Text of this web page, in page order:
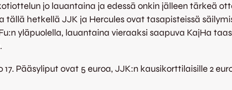
jo lauantaina ja edessä onkin jälleen tärkeä
hetkellä JJK ja Hercules ovat tasapisteissä
yläpuolella, lauantaina vieraaksi saapuva KajHa
Pääsyliput ovat 5 euroa, JJK:n kausikorttilaisille 2